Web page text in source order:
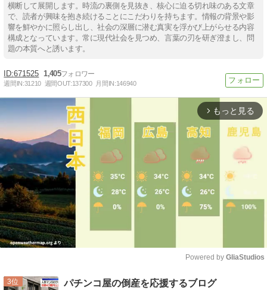
横断して展開します。時流の裏側を見抜き、核心に迫る切れ味のある文章
で、読者が興味を抱き続けることにこだわりを持ちます。情報の背景や影
響を鮮やかに照らし出し、社会の深層に潜む真実を浮かび上がらせる内容
構成となっています。常に現代社会を見つめ、言葉の刃を研ぎ澄まし、問
題の本質へと誘います。
671525 1,405
週間IN:31210 週間OUT:137300 月間IN:146940
arrow_forward_ios もっと見る
Powered by GliaStudios
3 パチンコ屋の倒産を応援するブログ